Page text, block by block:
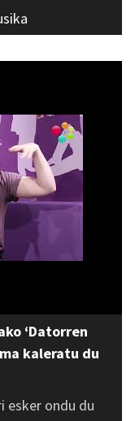
‘Datorren
kaleratu du
esker ondu du